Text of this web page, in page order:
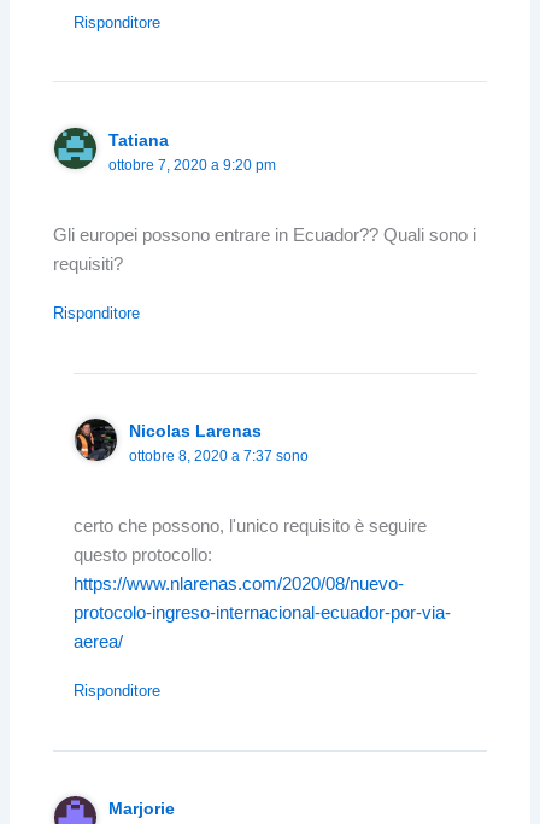
Risponditore
Tatiana
ottobre 7, 2020 a 9:20 pm
Gli europei possono entrare in Ecuador?? Quali sono i
requisiti?
Risponditore
Nicolas Larenas
ottobre 8, 2020 a 7:37 sono
certo che possono, l'unico requisito è seguire
questo protocollo:
https://www.nlarenas.com/2020/08/nuevo-
protocolo-ingreso-internacional-ecuador-por-via-
aerea/
Risponditore
Marjorie